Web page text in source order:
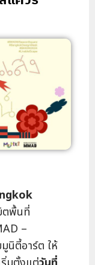
ตพื้นที่
–
ตี้อาร์ต ให้